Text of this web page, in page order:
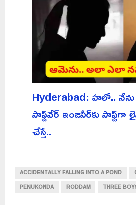
Hyderabad: హలో.. నేను
సాఫ్ట్‌వేర్ ఇంజనీర్‌కు సాఫ్ట్‌గా
చేస్తే..
ACCIDENTALLY FALLING INTO A POND
PENUKONDA
RODDAM THREE